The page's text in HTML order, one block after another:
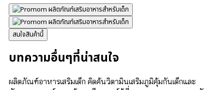
สนใจสินค้านี้
บทความอื่นๆที่น่าสนใจ
ผลิตภัณฑ์อาหารเสริมเด็ก คิดค้นวิตามินเสริมภูมิคุ้มกันเด็กและ